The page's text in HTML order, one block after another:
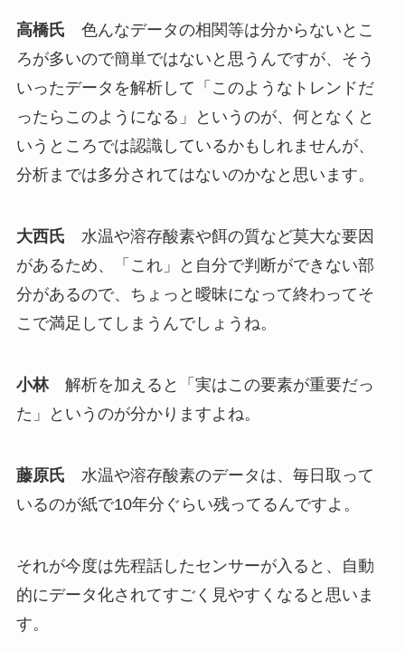
高橋氏 色んなデータの相関等は分からないとこ
ろが多いので簡単ではないと思うんですが、そう
いったデータを解析して「このようなトレンドだ
ったらこのようになる」というのが、何となくと
いうところでは認識しているかもしれませんが、
分析までは多分されてはないのかなと思います。
大西氏 水温や溶存酸素や餌の質など莫大な要因
があるため、「これ」と自分で判断ができない部
分があるので、ちょっと曖昧になって終わってそ
こで満足してしまうんでしょうね。
小林解析を加えると「実はこの要素が重要だっ
た」というのが分かりますよね。
藤原氏 水温や溶存酸素のデータは、毎日取って
いるのが紙で10年分ぐらい残ってるんですよ。
それが今度は先程話したセンサーが入ると、自動
的にデータ化されてすごく見やすくなると思いま
す。